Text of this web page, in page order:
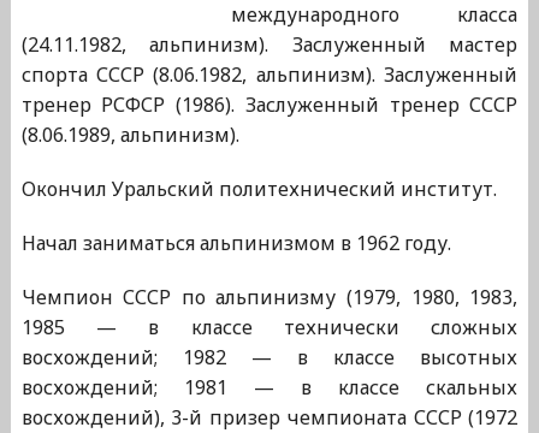
международного класса
(24.11.1982, альпинизм). Заслуженный мастер
спорта СССР (8.06.1982, альпинизм). Заслуженный
тренер РСФСР (1986). Заслуженный тренер СССР
(8.06.1989, альпинизм).
Окончил Уральский политехнический институт.
Начал заниматься альпинизмом в 1962 году.
Чемпион СССР по альпинизму (1979, 1980, 1983,
1985 — в классе технически сложных
восхождений; 1982 — в классе высотных
восхождений; 1981 — в классе скальных
восхождений), 3-й призер чемпионата СССР (1972